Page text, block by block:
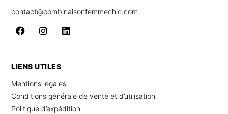
contact@combinaisonfemmechic.com
LIENS UTILES
Mentions légales
Conditions générale de vente et d’utilisation
Politique d’expédition